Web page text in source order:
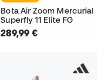
Bota Air Zoom Mercurial
Superfly 11 Elite FG
289,99 €